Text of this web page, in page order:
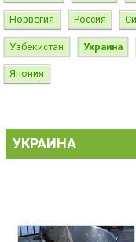
Норвегия Россия
Узбекистан Украина
Япония
УКРАИНА